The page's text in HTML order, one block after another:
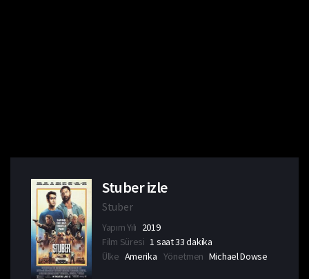
Stuber izle
Stuber
Yapım Yılı 2019
Film Süresi 1 saat 33 dakika
Ülke Amerika Yönetmen Michael Dowse